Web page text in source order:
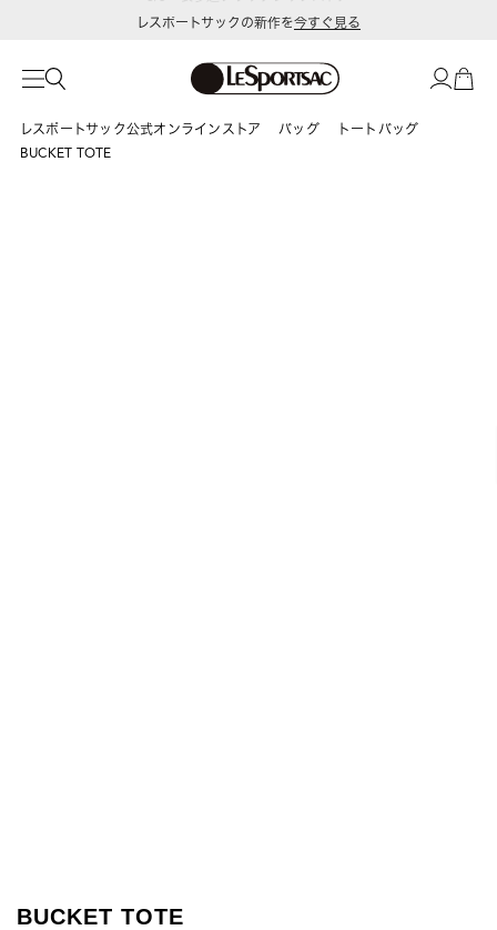
レスポートサックの新作を今すぐ見る
レスポートサック公式オンラインストア バッグ
トートバッグ
BUCKET TOTE
BUCKET TOTE